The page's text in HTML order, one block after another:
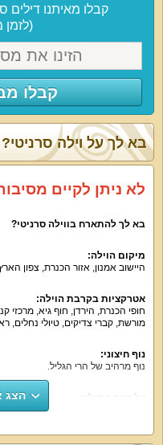
קבלו מאיתנו דילים
(לזמן
קבלו
בא לך על וילה
לא ניתן לקיים
בא לך להתארח בווילה סרניטי?
מיקום הוילה:
היישוב אמנון, אזור הכנרת, צפון
אטרקציות בקרבת הוילה:
חופי הכנרת, הירדן, חוף גיא, מרכזי
מורשת, קברי צדיקים, טיולי נחלים,
נוף חיצוני:
נוף מרהיב של הרי הגליל.
על קצה המזלג:
וילת נופש מטופחת, מושקעת
המושלמת!ללא מסיבות במתחם!
הצג